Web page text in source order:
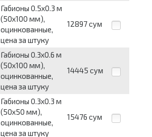
Габионы 0.5х0.3 м
(50х100 мм),
оцинкованные,
цена за штуку
12897 сум
Габионы 0.3х0.6 м
(50х100 мм),
оцинкованные,
цена за штуку
14445 сум
Габионы 0.3х0.3 м
(50х50 мм),
оцинкованные,
цена за штуку
15476 сум